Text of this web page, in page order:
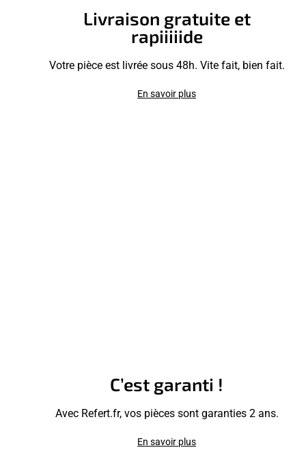
Livraison gratuite et
rapiiiiide
Votre pièce est livrée sous 48h. Vite fait, bien fait.
En savoir plus
C’est garanti !
Avec Refert.fr, vos pièces sont garanties 2 ans.
En savoir plus